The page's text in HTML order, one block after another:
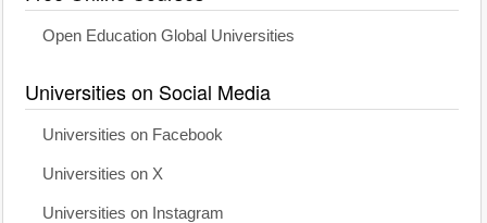
Open Education Global Universities
Universities on Social Media
Universities on Facebook
Universities on X
Universities on Instagram